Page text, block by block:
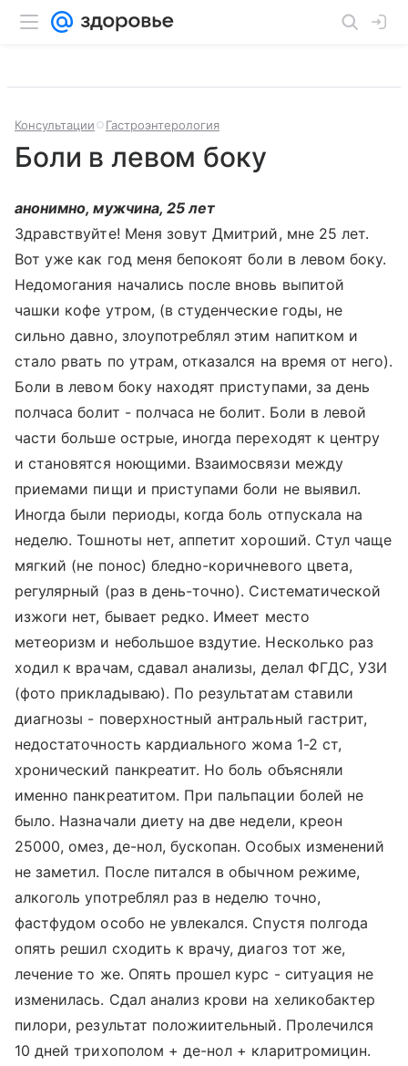
Консультации Гастроэнтерология
Боли в левом боку
анонимно, мужчина, 25 лет
Здравствуйте! Меня зовут Дмитрий, мне 25 лет.
Вот уже как год меня бепокоят боли в левом боку.
Недомогания начались после вновь выпитой
чашки кофе утром, (в студенческие годы, не
сильно давно, злоупотреблял этим напитком и
стало рвать по утрам, отказался на время от него).
Боли в левом боку находят приступами, за день
полчаса болит - полчаса не болит. Боли в левой
части больше острые, иногда переходят к центру
и становятся ноющими. Взаимосвязи между
приемами пищи и приступами боли не выявил.
Иногда были периоды, когда боль отпускала на
неделю. Тошноты нет, аппетит хороший. Стул чаще
мягкий (не понос) бледно-коричневого цвета,
регулярный (раз в день-точно). Систематической
изжоги нет, бывает редко. Имеет место
метеоризм и небольшое вздутие. Несколько раз
ходил к врачам, сдавал анализы, делал ФГДС, УЗИ
(фото прикладываю). По результатам ставили
диагнозы - поверхностный антральный гастрит,
недостаточность кардиального жома 1-2 ст,
хронический панкреатит. Но боль объясняли
именно панкреатитом. При пальпации болей не
было. Назначали диету на две недели, креон
25000, омез, де-нол, бускопан. Особых изменений
не заметил. После питался в обычном режиме,
алкоголь употреблял раз в неделю точно,
фастфудом особо не увлекался. Спустя полгода
опять решил сходить к врачу, диагоз тот же,
лечение то же. Опять прошел курс - ситуация не
изменилась. Сдал анализ крови на хеликобактер
пилори, результат положиительный. Пролечился
10 дней трихополом + де-нол + кларитромицин.